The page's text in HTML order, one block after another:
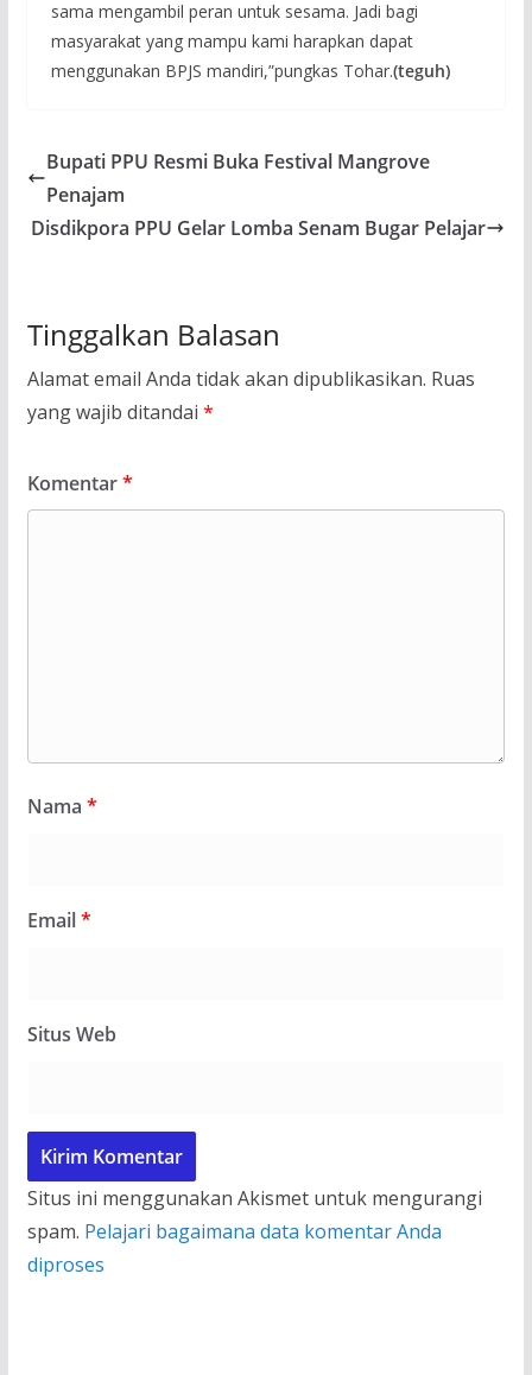
sama mengambil peran untuk sesama. Jadi bagi
masyarakat yang mampu kami harapkan dapat
menggunakan BPJS mandiri,”pungkas Tohar.(teguh)
Bupati PPU Resmi Buka Festival Mangrove
Penajam
Disdikpora PPU Gelar Lomba Senam Bugar Pelajar
Tinggalkan Balasan
Alamat email Anda tidak akan dipublikasikan. Ruas
yang wajib ditandai *
Komentar*
Nama *
Email*
Situs Web
Situs ini menggunakan Akismet untuk mengurangi
spam. Pelajari bagaimana data komentar Anda
diproses